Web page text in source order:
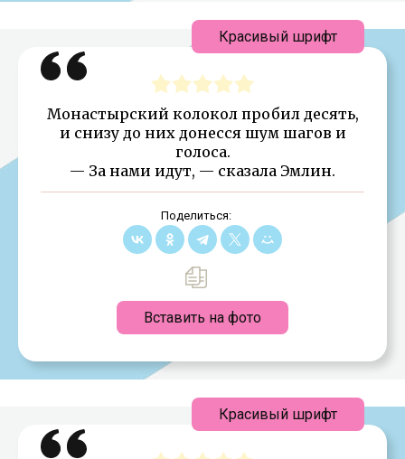
Монастырский колокол пробил десять,
и снизу до них донесся шум шагов и
голоса.
— За нами идут, — сказала Эмлин.
Поделиться:
Вставить на фото
Красивый шрифт
Красивый шрифт